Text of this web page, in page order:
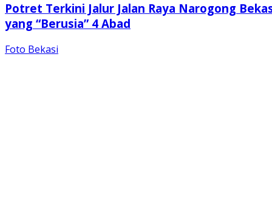
Potret Terkini Jalur Jalan Raya Narogong
yang “Berusia” 4 Abad
Foto Bekasi